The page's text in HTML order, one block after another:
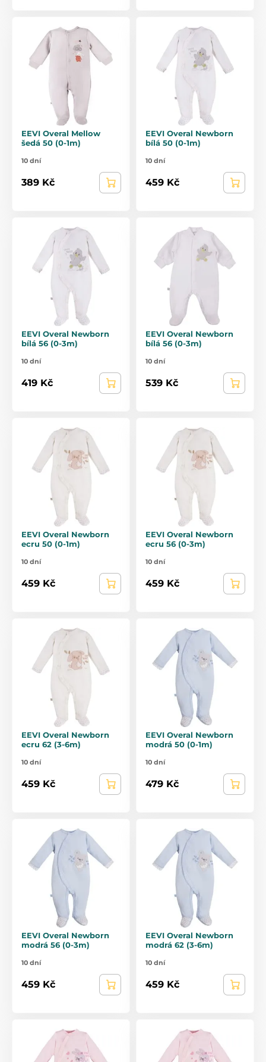
EEVI Overal Mellow
šedá 50 (0-1m)
10 dní
389 Kč
EEVI Overal Newborn
bílá 50 (0-1m)
10 dní
459 Kč
EEVI Overal Newborn
bílá 56 (0-3m)
10 dní
419 Kč
EEVI Overal Newborn
bílá 56 (0-3m)
10 dní
539 Kč
EEVI Overal Newborn
ecru 50 (0-1m)
10 dní
459 Kč
EEVI Overal Newborn
ecru 56 (0-3m)
10 dní
459 Kč
EEVI Overal Newborn
ecru 62 (3-6m)
10 dní
459 Kč
EEVI Overal Newborn
modrá 50 (0-1m)
10 dní
479 Kč
EEVI Overal Newborn
modrá 56 (0-3m)
10 dní
459 Kč
EEVI Overal Newborn
modrá 62 (3-6m)
10 dní
459 Kč